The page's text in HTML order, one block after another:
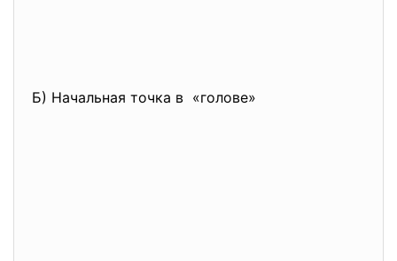
Б) Начальная точка в «голове»